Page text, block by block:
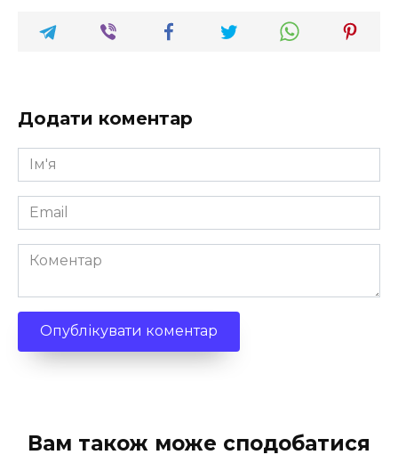
Додати коментар
Ім'я
*
Email
*
Коментар
Вам також може сподобатися